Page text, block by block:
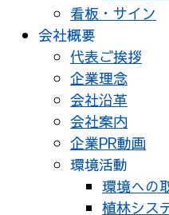
看板・サイン
会社概要
代表ご挨拶
企業理念
会社沿革
会社案内
企業PR動画
環境活動
環境への
植林シス